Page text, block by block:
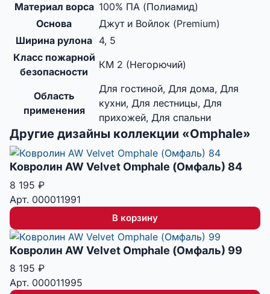
Материал ворса 100% ПА (Полиамид)
Основа
Джут и Войлок (Premium)
Ширина рулона 4, 5
Класс пожарной
безопасности
КМ 2 (Негорючий)
Область
применения
Для гостиной, Для дома, Для
кухни, Для лестницы, Для
прихожей, Для спальни
Другие дизайны коллекции «Omphale»
Ковролин AW Velvet Omphale (Омфаль) 84
8 195 ₽
Арт. 000011991
В корзину
Ковролин AW Velvet Omphale (Омфаль) 99
8 195 ₽
Арт. 000011995